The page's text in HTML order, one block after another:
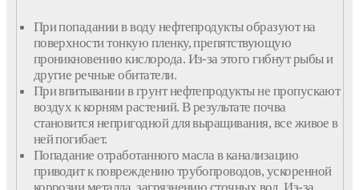
При попадании в воду нефтепродукты образуют на
поверхности тонкую пленку, препятствующую
проникновению кислорода. Из-за этого гибнут рыбы и
другие речные обитатели.
При впитывании в грунт нефтепродукты не пропускают
воздух к корням растений. В результате почва
становится непригодной для выращивания, все живое в
ней погибает.
Попадание отработанного масла в канализацию
приводит к повреждению трубопроводов, ускоренной
коррозии металла, загрязнению сточных вод. Из-за